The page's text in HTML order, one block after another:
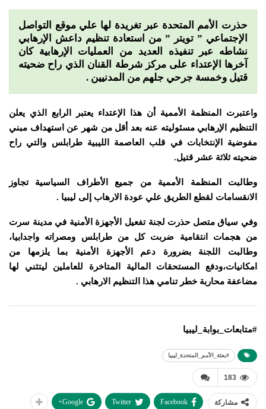
حذرت الأمم المتحدة عبر تغريدة لها علي موقع التواصل
الإجتماعي ” تويتر ” من استعادة تنظيم داعش الإرهابي
نشاطه عبر تنفيذه العديد من العمليات الإرهابية كان
آخرها الإعتداء على مركز شرطة القنان الذي راح ضحيته
قتيل وخمسة جرحي جلهم من المدنيين .
واعتبرت المنظمة الأممية أن هذا الإعتداء يعتبر الرابع الذي يعلن
التنظيم الإرهابي مسئوليته عنه بعد أقل من شهر عن استهداف مبني
مفوضية الإنتخابات في قلب العاصمة الليبية طرابلس والتي راح
ضحيته ثلاثة عشر قتيل.
وطالبت المنظمة الأممية من جميع الأطراف السياسية تجاوز
الانقسامات لقطع الطريق علي عودة الارهاب إلى ليبيا .
وفي سياق متصل حذرت لجنة تفعيل الأجهزة الأمنية في مدينة سرت
من هجمات انتقامية ضربت كل من طرابلس ومصراته واجدابيا،
وطالبت اللجنة بضرورة دعم الأجهزة الأمنية بما يلزمها من
امكانيات،ودفع المستحقات المالية المتاخرة للعاملين ليتثني لها
مضاعفة محاربة خطر تنامي هذا التنظيم الارهابي .
#متابعات_بوابة_ليبيا
#بعثة_الأمم_المتحدة_ليبيا
183
مشاركة Facebook
Twitter
Google+